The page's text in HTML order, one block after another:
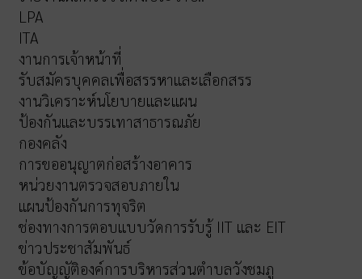
LPA
ITA
งานการเจ้าหน้าที่
รับสมัครบุคคลเพื่อสรรหาและเลือกสรร
งานวิเคราะห์นโยบายและแผน
ป้องกันและบรรเทาสาธารณภัย
กองคลัง
การขออนุญาตก่อสร้างอาคาร
หน่วยงานตรวจสอบภายใน
แผนป้องกันการทุจริต
ช่องทางการตอบแบบวัดการรับรู้ IIT และ EIT
ข่าวประชาสัมพันธ์
ข้อบัญญัติองค์การบริหารส่วนตำบลวังชมภู